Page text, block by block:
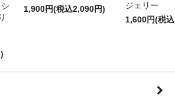
1,900円(税込2,090円)
ジェリー
1,600円(税